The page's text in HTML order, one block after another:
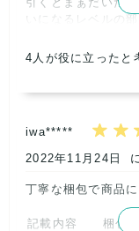
いになるレベルの
ファッションや西
い合わせ番号の記
4
取引満足
3
4 人が役に立ったと
iwa*****
2022年11月24日
丁寧な梱包で商
記載内容
梱包